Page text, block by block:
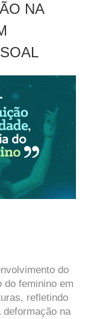
NA
do
do feminino em
refletindo
na